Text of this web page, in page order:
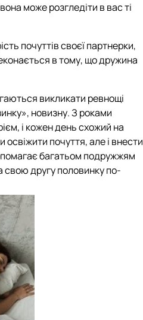
може розгледіти в вас ті
почуттів своєї партнерки,
в тому, що дружина
викликати ревнощі
новизну. З роками
і кожен день схожий на
освіжити почуття, але і внести
багатьом подружжям
свою другу половинку по-